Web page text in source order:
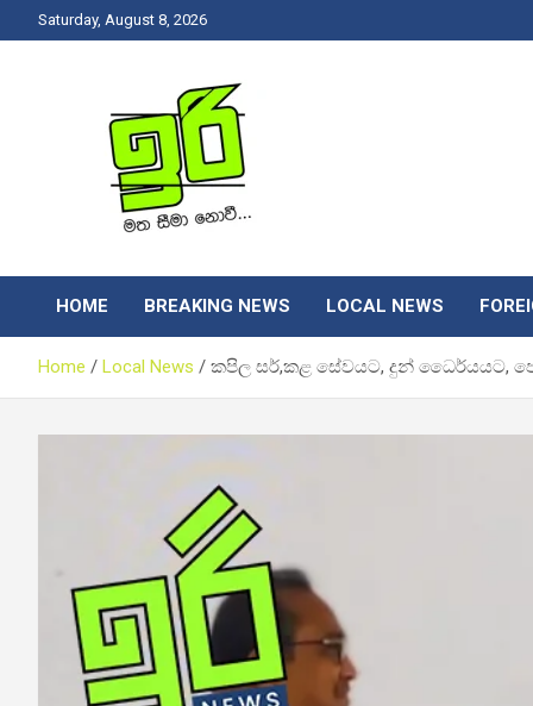
to
Saturday, August 8, 2026
Iri News
HOME BREAKING NEWS LOCAL NEWS
Home Local News කපිල සර්,කළ සේවයට, දුන් ධෛර්යයට,